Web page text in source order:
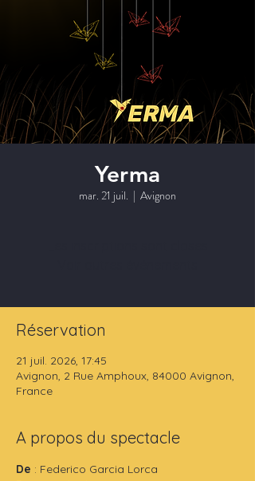
Yerma
mar. 21 juil.
  |
Avignon
Réservation
21 juil. 2026, 17:45
Avignon, 2 Rue Amphoux, 84000 Avignon,
France
A propos du spectacle
De : Federico Garcia Lorca